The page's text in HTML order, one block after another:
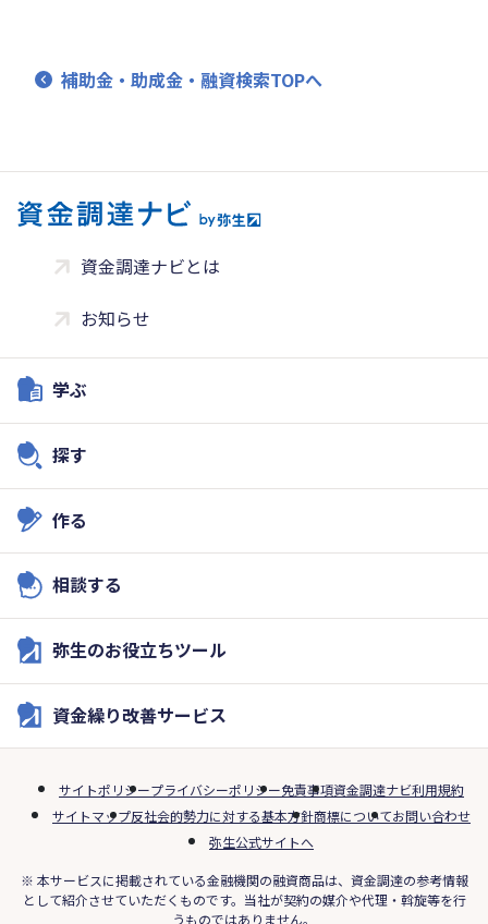
補助金・助成金・融資検索TOPへ
資金調達ナビとは
お知らせ
学ぶ
探す
作る
相談する
弥生のお役立ちツール
資金繰り改善サービス
サイトポリシープライバシーポリシー免責事項資金調達ナビ利用規約
サイトマップ反社会的勢力に対する基本方針商標についてお問い合わせ
弥生公式サイトへ
※ 本サービスに掲載されている金融機関の融資商品は、資金調達の参考情報
として紹介させていただくものです。当社が契約の媒介や代理・斡旋等を行
うものではありません。